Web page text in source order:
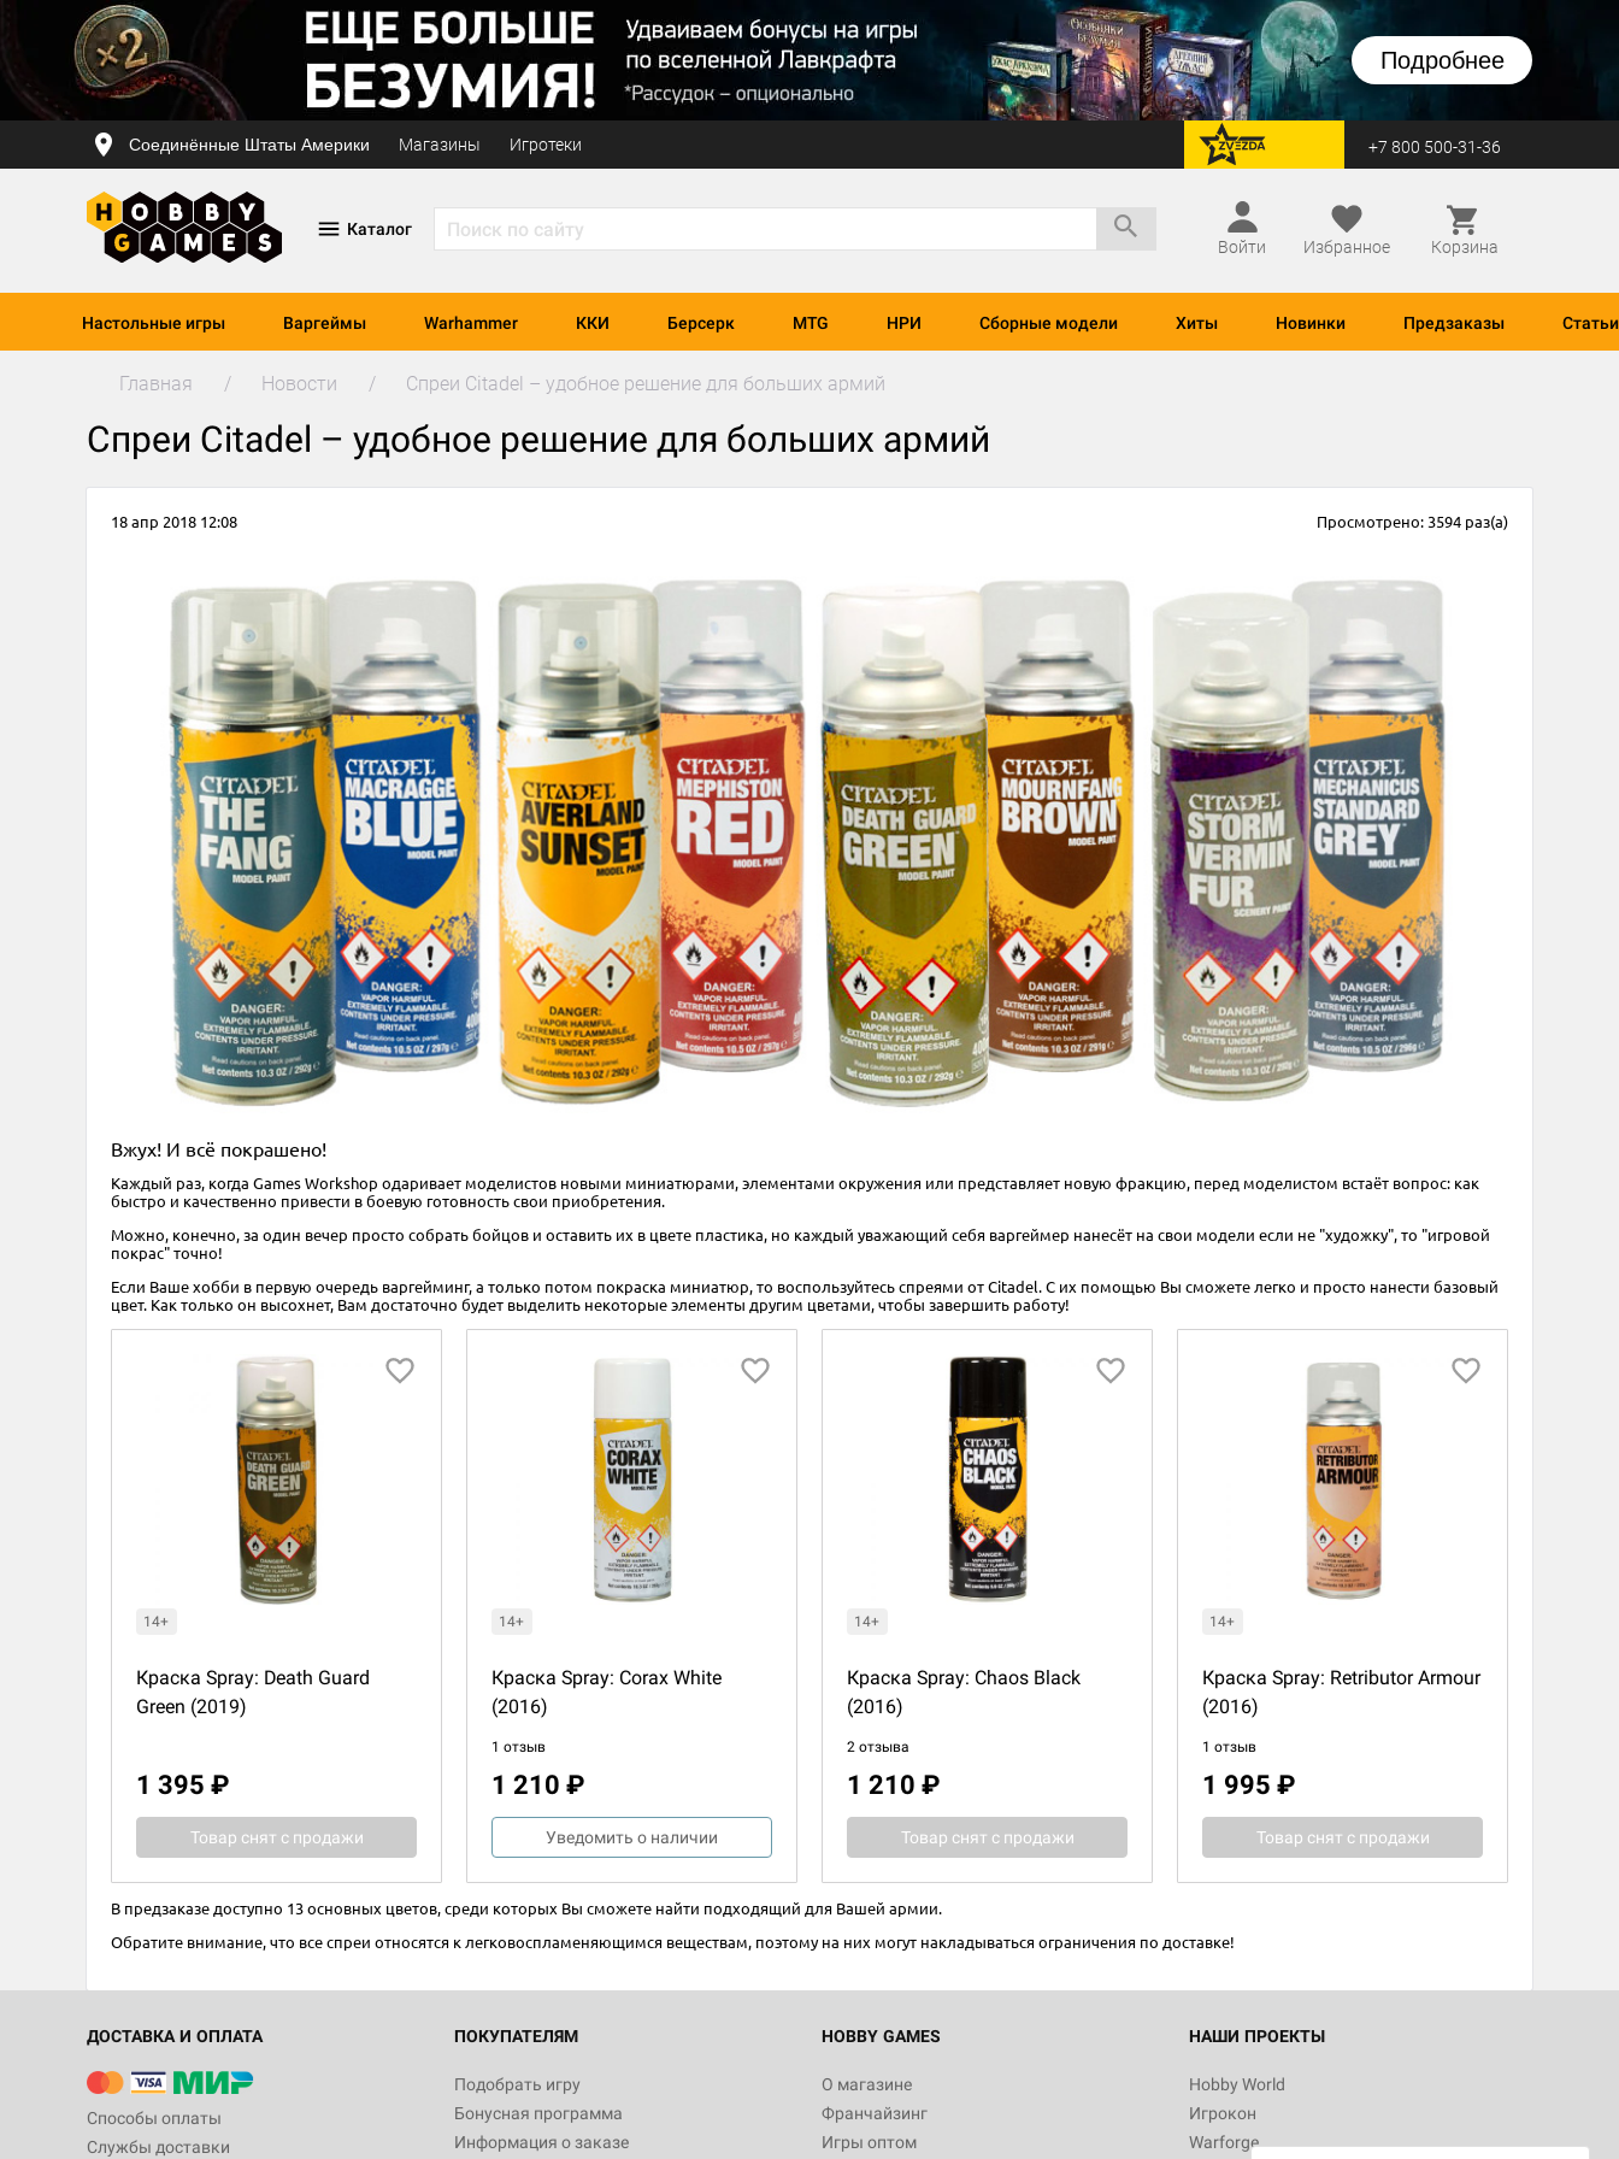
Подробнее
Соединённые Штаты Америки Магазины Игротеки перейти на Zvezda +7 800 500-31-36
Каталог
Войти
Избранное Корзина
Настольные игры Варгеймы Warhammer ККИ Берсерк MTG НРИ Сборные модели Хиты Новинки Предзаказы Статьи
Главная Новости Спреи Citadel – удобное решение для больших армий
Спреи Citadel – удобное решение для больших армий
18 апр 2018 12:08 Просмотрено: 3594 раз(а)
Вжух! И всё покрашено!
Каждый раз, когда Games Workshop одаривает моделистов новыми миниатюрами, элементами окружения или представляет новую фракцию, перед моделистом встаёт вопрос: как
быстро и качественно привести в боевую готовность свои приобретения.
Можно, конечно, за один вечер просто собрать бойцов и оставить их в цвете пластика, но каждый уважающий себя варгеймер нанесёт на свои модели если не "художку", то "игровой
покрас" точно!
Если Ваше хобби в первую очередь варгейминг, а только потом покраска миниатюр, то воспользуйтесь спреями от Citadel. С их помощью Вы сможете легко и просто нанести базовый
цвет. Как только он высохнет, Вам достаточно будет выделить некоторые элементы другим цветами, чтобы завершить работу!
14+
Краска Spray: Death Guard
Green (2019)
1 395 ₽
Товар снят с продажи
14+
Краска Spray: Corax White
(2016)
1 отзыв
1 210 ₽
Уведомить о наличии
14+
Краска Spray: Chaos Black
(2016)
2 отзыва
1 210 ₽
Товар снят с продажи
14+
Краска Spray: Retributor Armour
(2016)
1 отзыв
1 995 ₽
Товар снят с продажи
В предзаказе доступно 13 основных цветов, среди которых Вы сможете найти подходящий для Вашей армии.
Обратите внимание, что все спреи относятся к легковоспламеняющимся веществам, поэтому на них могут накладываться ограничения по доставке!
ДОСТАВКА И ОПЛАТА
Способы оплаты
Службы доставки
ПОКУПАТЕЛЯМ
Подобрать игру
Бонусная программа
Информация о заказе
HOBBY GAMES
О магазине
Франчайзинг
Игры оптом
НАШИ ПРОЕКТЫ
Hobby World
Игрокон
Warforge